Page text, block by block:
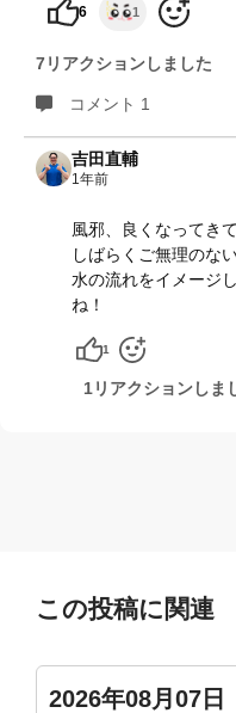
6 1
7リアクションしました
コメント 1
吉田直輔
1年前
風邪、良くなってき
しばらくご無理のな
水の流れをイメージ
ね！
1
1リアクションしま
この投稿に関連
2026年08月07日